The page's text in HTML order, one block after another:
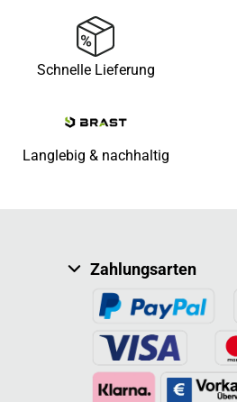
Schnelle Lieferung
Langlebig & nachhaltig
Zahlungsarten